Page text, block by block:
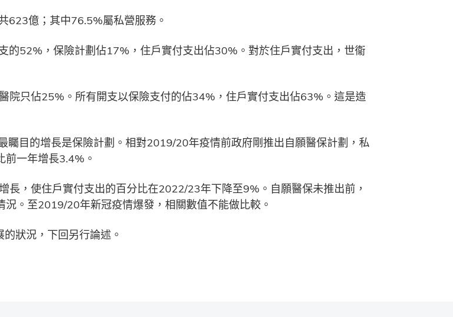
億；其中76.5%屬私營服務。
52%，保險計劃佔17%，住戶實付支出佔30%。對於住戶實付支出，世衞
院只佔25%。所有開支以保險支付的佔34%，住戶實付支出佔63%。這是造
目的增長是保險計劃。相對2019/20年疫情前政府剛推出自願醫保計劃，私
一年增長3.4%。
，使住戶實付支出的百分比在2022/23年下降至9%。自願醫保未推出前，
。至2019/20年新冠疫情爆發，相關數值不能做比較。
狀況，下回另行論述。